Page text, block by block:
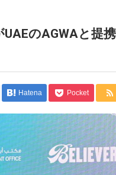
のAGWAと提
Hatena Pocket